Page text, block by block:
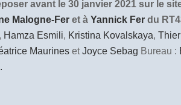
avant le 30 janvier 2021 sur le
Malogne-Fer et à Yannick Fer du
, Hamza Esmili, Kristina Kovalskaya,
Maurines etJoyce Sebag Bureau :